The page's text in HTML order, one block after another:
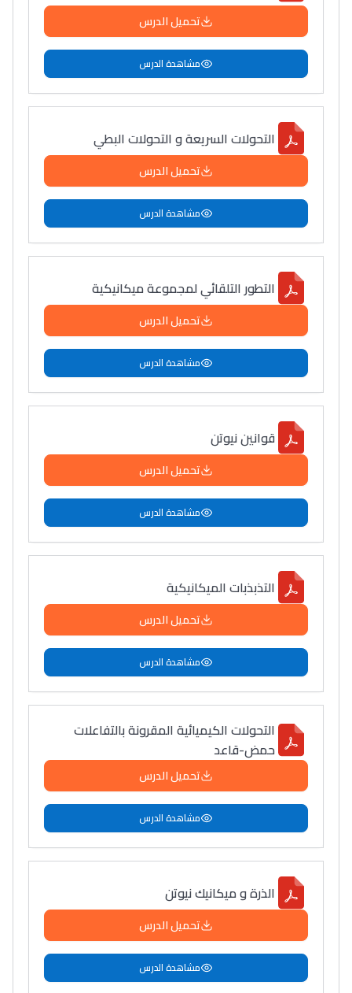
تحميل الدرس
مشاهدة الدرس
التحولات السريعة و التحولات البطي
تحميل الدرس
مشاهدة الدرس
التطور التلقائي لمجموعة ميكانيكية
تحميل الدرس
مشاهدة الدرس
قوانين نيوتن
تحميل الدرس
مشاهدة الدرس
التذبذبات الميكانيكية
تحميل الدرس
مشاهدة الدرس
التحولات الكيميائية المقرونة بالتفاعلات
حمض-قاعد
تحميل الدرس
مشاهدة الدرس
الذرة و ميكانيك نيوتن
تحميل الدرس
مشاهدة الدرس